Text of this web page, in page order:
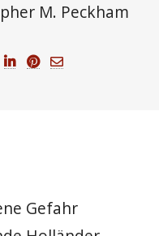
M. Peckham
Gefahr